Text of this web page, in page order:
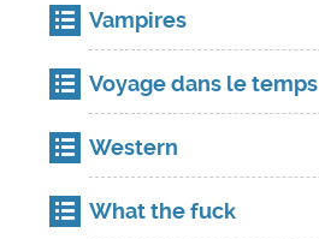
Vampires
Voyage dans le temps
Western
What the fuck